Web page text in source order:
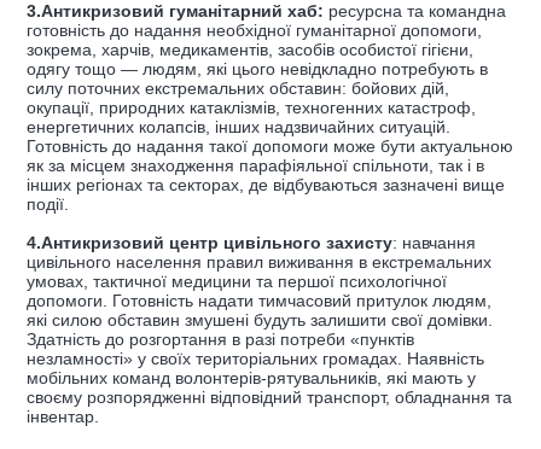
3.Антикризовий гуманітарний хаб: ресурсна та командна
готовність до надання необхідної гуманітарної допомоги,
зокрема, харчів, медикаментів, засобів особистої гігієни,
одягу тощо — людям, які цього невідкладно потребують в
силу поточних екстремальних обставин: бойових дій,
окупації, природних катаклізмів, техногенних катастроф,
енергетичних колапсів, інших надзвичайних ситуацій.
Готовність до надання такої допомоги може бути актуальною
як за місцем знаходження парафіяльної спільноти, так і в
інших регіонах та секторах, де відбуваються зазначені вище
події.
4.Антикризовий центр цивільного захисту: навчання
цивільного населення правил виживання в екстремальних
умовах, тактичної медицини та першої психологічної
допомоги. Готовність надати тимчасовий притулок людям,
які силою обставин змушені будуть залишити свої домівки.
Здатність до розгортання в разі потреби «пунктів
незламності» у своїх територіальних громадах. Наявність
мобільних команд волонтерів-рятувальників, які мають у
своєму розпорядженні відповідний транспорт, обладнання та
інвентар.